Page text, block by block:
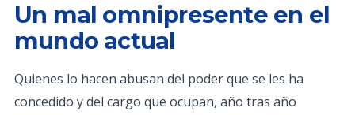
Un mal omnipresente en el
mundo actual
Quienes lo hacen abusan del poder que se les ha
concedido y del cargo que ocupan, año tras año